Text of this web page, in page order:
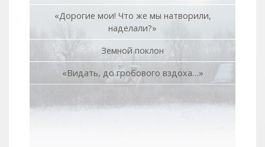
«Дорогие мои! Что же мы натворили,
наделали?»
Земной поклон
«Видать, до гробового вздоха…»